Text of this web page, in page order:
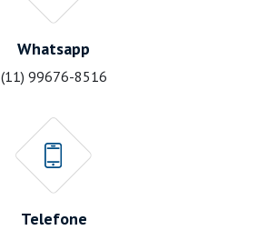
Whatsapp
(11) 99676-8516
Telefone